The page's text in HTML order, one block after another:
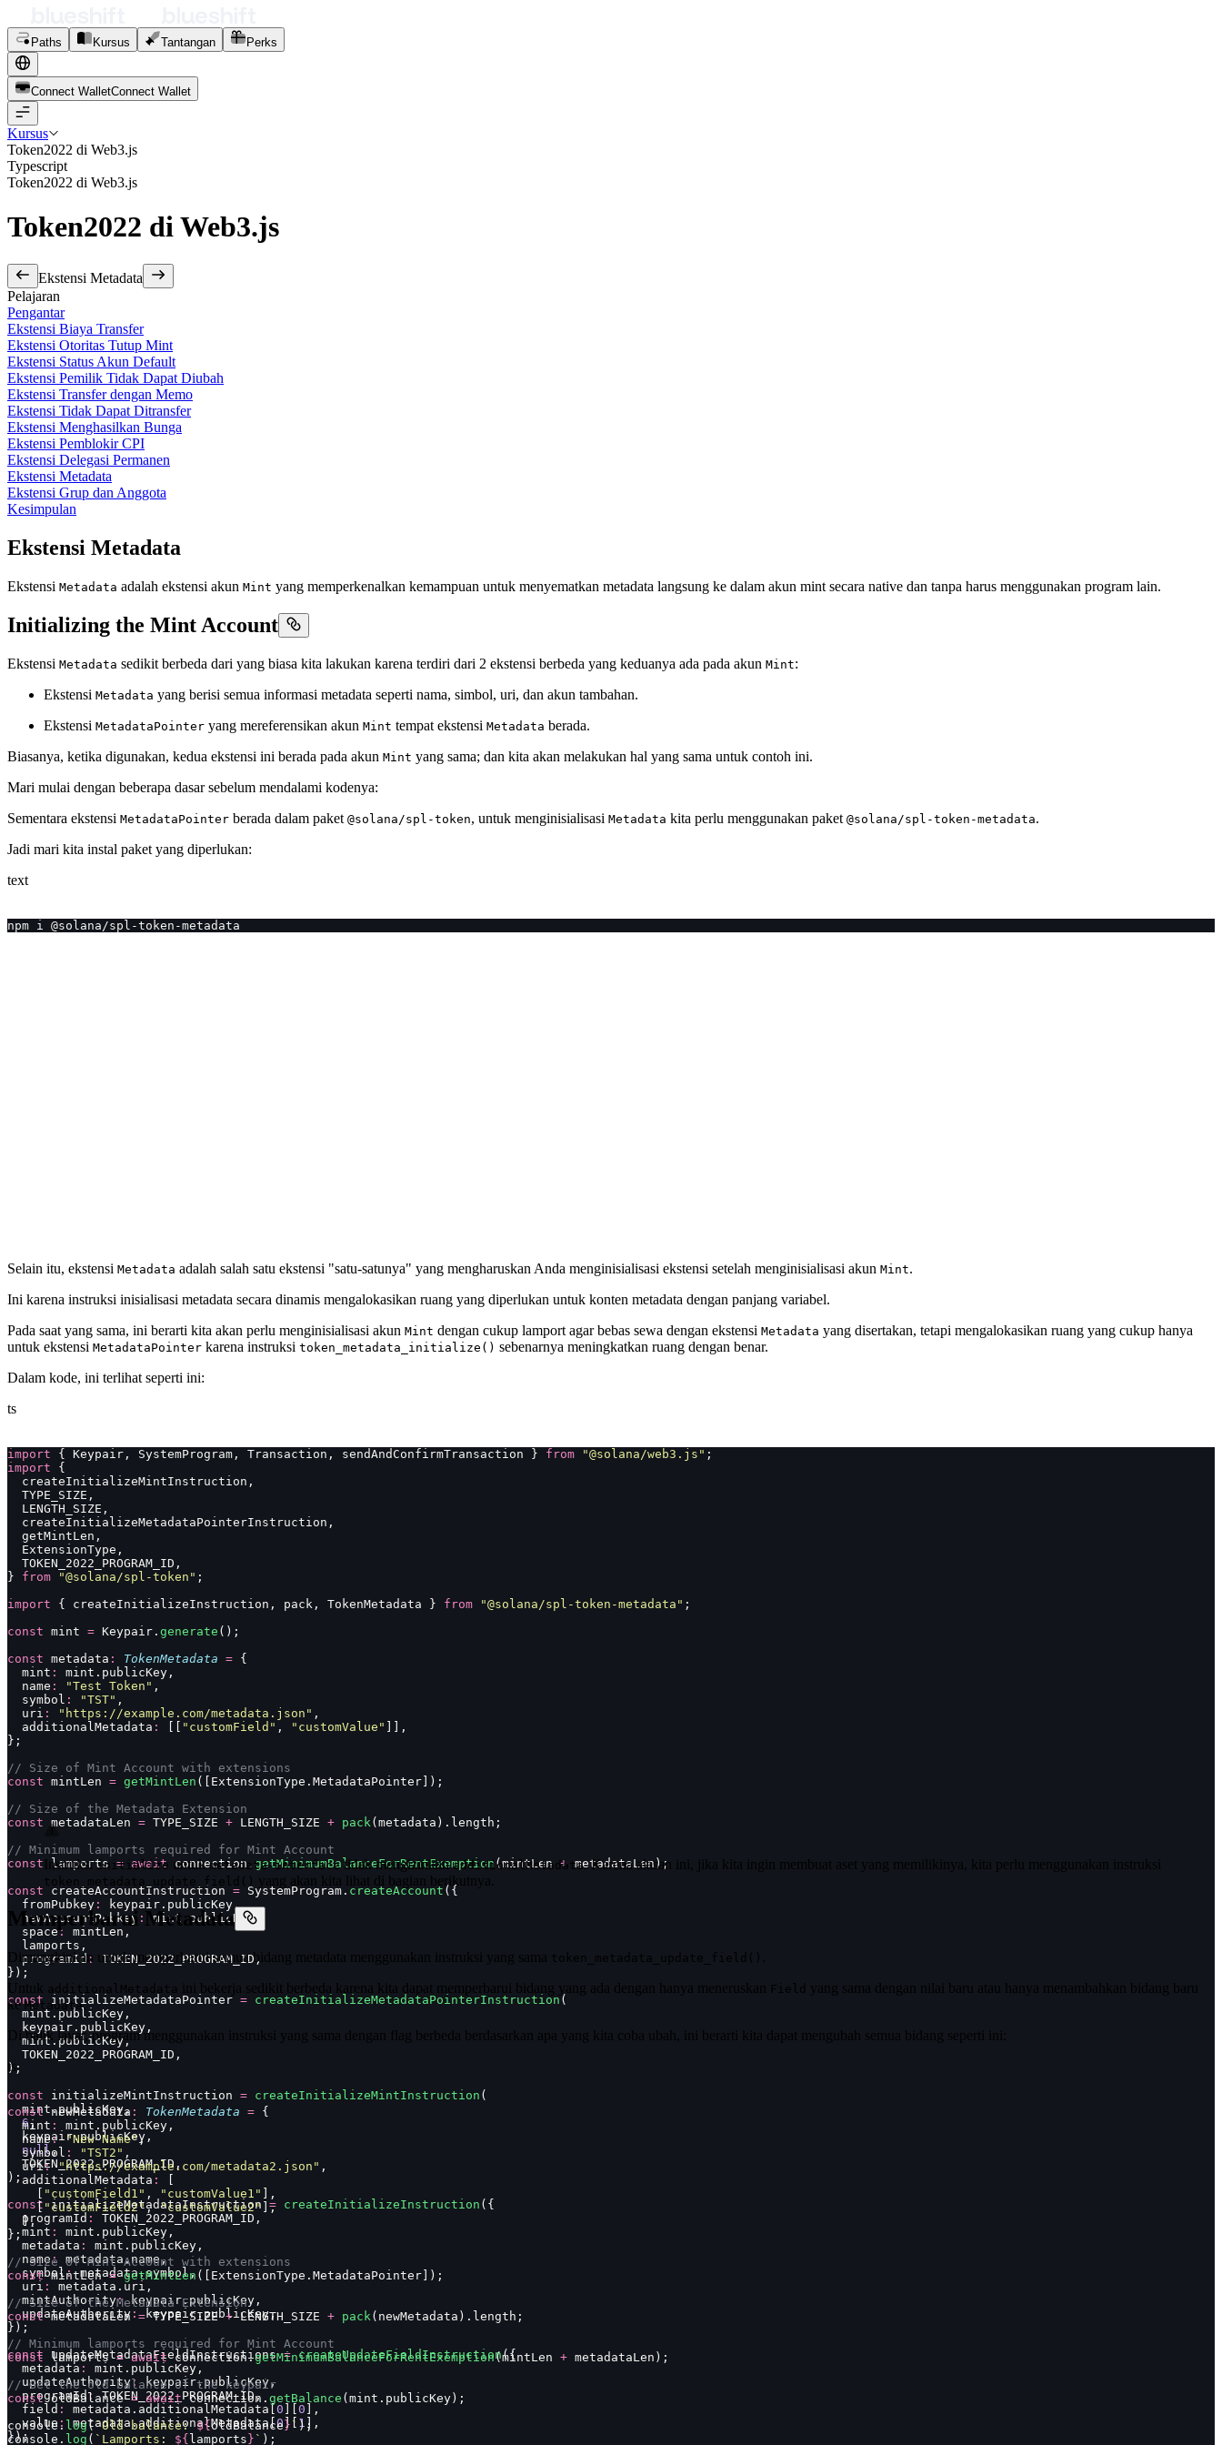
Paths Kursus Tantangan Perks
Connect WalletConnect Wal et
Kursus
Token2022 di Web3.js
Typescript
Token2022 di Web3.js
Token2022 di Web3.js
Ekstensi Metadata
Pelajaran
Pengantar
Ekstensi Biaya Transfer
Ekstensi Otoritas Tutup Mint
Ekstensi Status Akun Default
Ekstensi Pemilik Tidak Dapat Diubah
Ekstensi Transfer dengan Memo
Ekstensi Tidak Dapat Ditransfer
Ekstensi Menghasilkan Bunga
Ekstensi Pemblokir CPI
Ekstensi Delegasi Permanen
Ekstensi Metadata
Ekstensi Grup dan Anggota
Kesimpulan
Ekstensi Metadata
Ekstensi Metadata adalah ekstensi akun Mint yang memperkenalkan kemampuan untuk menyematkan metadata langsung ke dalam akun mint secara native dan tanpa harus menggunakan program lain.
Initializing the Mint Account
Ekstensi Metadata sedikit berbeda dari yang biasa kita lakukan karena terdiri dari 2 ekstensi berbeda yang keduanya ada pada akun Mint:
Ekstensi Metadata yang berisi semua informasi metadata seperti nama, simbol, uri, dan akun tambahan.
Ekstensi MetadataPointer yang mereferensikan akun Mint tempat ekstensi Metadata berada.
Biasanya, ketika digunakan, kedua ekstensi ini berada pada akun Mint yang sama; dan kita akan melakukan hal yang sama untuk contoh ini.
Mari mulai dengan beberapa dasar sebelum mendalami kodenya:
Sementara ekstensi MetadataPointer berada dalam paket @solana/spl-token, untuk menginisialisasi Metadata kita perlu menggunakan paket @solana/spl-token-metadata.
Jadi mari kita instal paket yang diperlukan:
text
npm i @solana/spl-token-metadata
Selain itu, ekstensi Metadata adalah salah satu ekstensi "satu-satunya" yang mengharuskan Anda menginisialisasi ekstensi setelah menginisialisasi akun Mint.
Ini karena instruksi inisialisasi metadata secara dinamis mengalokasikan ruang yang diperlukan untuk konten metadata dengan panjang variabel.
Pada saat yang sama, ini berarti kita akan perlu menginisialisasi akun Mint dengan cukup lamport agar bebas sewa dengan ekstensi Metadata yang disertakan, tetapi mengalokasikan ruang yang cukup hanya
untuk ekstensi MetadataPointer karena instruksi token_metadata_initialize() sebenarnya meningkatkan ruang dengan benar.
Dalam kode, ini terlihat seperti ini:
ts
import { Keypair, SystemProgram, Transaction, sendAndConfirmTransaction } from "@solana/web3.js " ;
import {
  createInitializeMintInstruction,
  TYPE_SIZE,
  LENGTH_SIZE,
  createInitializeMetadataPointerInstruction,
  getMintLen,
  ExtensionType,
  TOKEN_2022_PROGRAM_ID,
} from "@solana/spl-token " ;
import { createInitializeInstruction, pack, TokenMetadata } from "@solana/spl-token-metadata " ;
const mint = Keypair. generate ();
const metadata : TokenMetadata = {
  mint
:
mint.publicKey,
  name
: "Test Token " ,
  symbol
: "TST" ,
  uri
: " https://example.com/metadata.json " ,
  additionalMetadata
: [[ " customField " , " customValue " ]],
};
// Size of Mint Account with extensions
const mintLen = getMintLen ([ExtensionType.MetadataPointer]);
// Size of the Metadata Extension
const metadataLen = TYPE_SIZE + LENGTH_SIZE + pack (metadata).length;
// Minimum lamports required for Mint Account
const lamports = await connection.getMinimumBalanceForRentExemption (mintLen + metadataLen);
const createAccountInstruction = SystemProgram.createAccount ({
  fromPubkey
:
keypair.publicKey,
  newAccountPubkey
: mint.publicKey,
  space
:
mintLen,
  lamports,
  programId
: TOKEN_2022_PROGRAM_ID,
});
const initializeMetadataPointer = createInitializeMetadataPointerInstruction (
  mint.publicKey,
  keypair.publicKey,
  mint.publicKey,
  TOKEN_2022_PROGRAM_ID,
);
const initializeMintInstruction = createInitializeMintInstruction (
  mint.publicKey,
  6
,
  keypair.publicKey,
  null
,
  TOKEN_2022_PROGRAM_ID,
);
const initializeMetadataInstruction = createInitializeInstruction ({
  programId
:
TOKEN_2022_PROGRAM_ID,
  mint
:
mint.publicKey,
  metadata
:
mint.publicKey,
  name
: metadata.name,
  symbol
: metadata.symbol,
  uri
:
metadata.uri,
  mintAuthority
: keypair.publicKey,
  updateAuthority
: keypair.publicKey,
});
const updateMetadataFieldInstructions = createUpdateFieldInstruction({
  metadata
:
mint.publicKey,
  updateAuthority
: keypair.publicKey,
  programId
: TOKEN_2022_PROGRAM_ID,
  field
: metadata.additionalMetadata[0 ][0 ],
  value
: metadata.additionalMetadata[0][ 1 ],
});
Instruksiinitialize untukmetadata-interfacetidak mengizinkanadditionalMetadata. Karena alasan ini, jika kita ingin membuat aset yang memilikinya, kita perlu menggunakan instruksi
token_metadata_update_field() yang akan kita lihat di bagian berikutnya.
Memperbarui Metadata
Dimungkinkan untuk memperbarui semua bidang metadata menggunakan instruksi yang sama token_metadata_update_field()
Untuk additionalMetadata ini bekerja sedikit berbeda karena kita dapat memperbarui bidang yang ada dengan hanya meneruskan Field yang sama dengan nilai baru atau hanya menambahkan bidang baru
keMetadata.
Di balik layar, program menggunakan instruksi yang sama dengan flag berbeda berdasarkan apa yang kita coba ubah, ini berarti kita dapat mengubah semua bidang seperti ini:
ts
const newMetadata : TokenMetadata = {
  mint
:
mint.publicKey,
  name
: "New Name",
  symbol
: "TST2 " ,
  uri
: "https://example.com/metadata2.json " ,
  additionalMetadata
:
" customField1 " , " customValue1 "
],
    [
" customField2", "customValue2" ],
  ],
};
// Size of Mint Account with extensions
const mintLen = getMintLen ([ExtensionType.MetadataPointer]);
// Size of the Metadata Extension
const metadataLen = TYPE_SIZE + LENGTH_SIZE + pack(newMetadata).length;
// Minimum lamports required for Mint Account
const lamports = await connection.getMinimumBalanceForRentExemption(mintLen + metadataLen);
// Get the old balance of the keypair
const oldBalance = await connection. getBalance (mint.publicKey);
console. log(`Old balance: ${oldBalance } ` );
console. log ( `Lamports: ${ lamports } ` );